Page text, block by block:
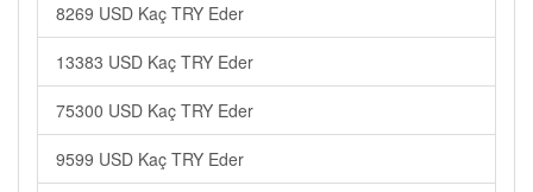
8269 USD Kaç TRY Eder
13383 USD Kaç TRY Eder
75300 USD Kaç TRY Eder
9599 USD Kaç TRY Eder